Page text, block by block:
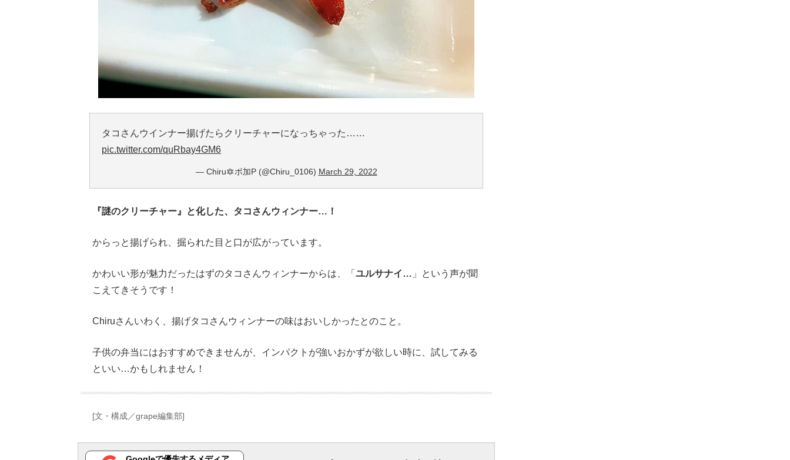
タコさんウインナー揚げたらクリーチャーになっちゃった……
pic.twitter.com/quRbay4GM6
— Chiru🔯ボ加P (@Chiru_0106) March 29, 2022
『謎のクリーチャー』と化した、タコさんウィンナー…！
からっと揚げられ、掘られた目と口が広がっています。
かわいい形が魅力だったはずのタコさんウィンナーからは、「 ユルサナイ… 」という声が聞
こえてきそうです！
Chiruさんいわく、揚げタコさんウィンナーの味はおいしかったとのこと。
子供の弁当にはおすすめできませんが、インパクトが強いおかずが欲しい時に、試してみる
といい…かもしれません！
[文・構成／grape編集部]